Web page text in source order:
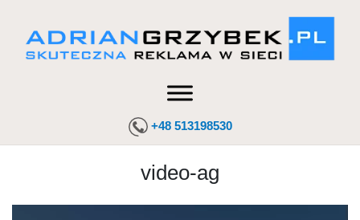
+48 513198530
video-ag